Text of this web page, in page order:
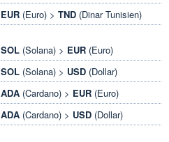
EUR(Euro) > TND(Dinar Tunisien)
SOL(Solana) > EUR(Euro)
SOL(Solana) > USD(Dollar)
ADA(Cardano) > EUR(Euro)
ADA(Cardano) > USD(Dollar)